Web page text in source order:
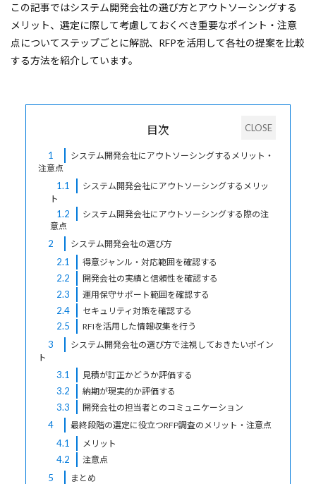
この記事ではシステム開発会社の選び方とアウトソーシングする
メリット、選定に際して考慮しておくべき重要なポイント・注意
点についてステップごとに解説、RFPを活用して各社の提案を比較
する方法を紹介しています。
目次
1
システム開発会社にアウトソーシングするメリット・
注意点
1.1
システム開発会社にアウトソーシングするメリッ
ト
1.2
システム開発会社にアウトソーシングする際の注
意点
2 システム開発会社の選び方
2.1 得意ジャンル・対応範囲を確認する
2.2 開発会社の実績と信頼性を確認する
2.3 運用保守サポート範囲を確認する
2.4 セキュリティ対策を確認する
2.5 RFIを活用した情報収集を行う
3
システム開発会社の選び方で注視しておきたいポイン
ト
3.1 見積が訂正かどうか評価する
3.2 納期が現実的か評価する
3.3 開発会社の担当者とのコミュニケーション
4 最終段階の選定に役立つRFP調査のメリット・注意点
4.1 メリット
4.2 注意点
5 まとめ